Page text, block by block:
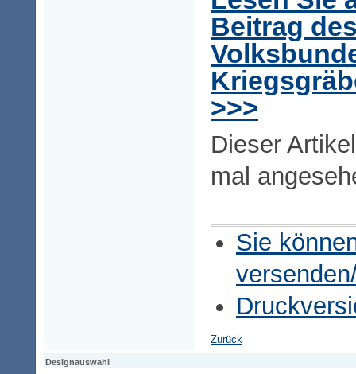
Beitrag
>>>
Dieser
mal
Sie
Zurück
Designauswahl